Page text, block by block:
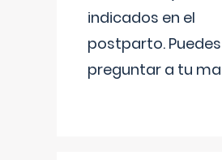
indicados en el
postparto. Puedes
preguntar a tu